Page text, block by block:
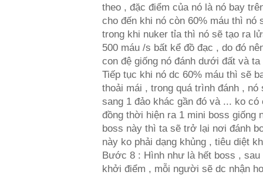
theo , đặc điểm của nó là nó bay
cho đến khi nó còn 60% máu thì nó
trong khi nuker tỉa thì nó sẽ tạo ra
500 máu /s bất kể đồ đạc , do đó
con đệ giống nó đánh dưới đất và
Tiếp tục khi nó dc 60% máu thì sẽ
thoải mái , trong quá trình đánh ,
sang 1 đảo khác gần đó và ... ko có
đồng thời hiện ra 1 mini boss giống
boss này thì ta sẽ trở lại nơi đánh
này ko phải dạng khủng , tiêu diệt
Bước 8 : Hình như là hết boss ,
khởi điểm , mỗi người sẽ dc nhận